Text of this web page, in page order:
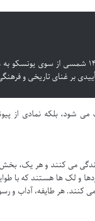
کرمانشاه به دلیل پیشینه درخشان در آشپزی، در سال
بر غنای تاریخی و
می شود، بلکه نمادی از
زندگی می کنند و هر یک،
و لک ها هستند که با
کنند. هر طایفه، آداب و